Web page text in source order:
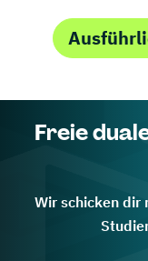
Freie
Wir schicken dir